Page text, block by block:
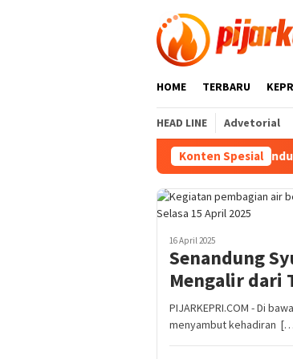
HOME TERBARU
HEAD LINE Advetorial
Konten Spesial
PWI Kepri Hormati Pengunduran Diri
16 April 2025
Senandung
Mengalir dari
PIJARKEPRI.COM - Di
menyambut kehadiran